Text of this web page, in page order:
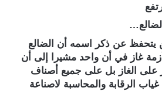
يتحفظ عن ذكر اسمه أن الضالع
غاز في أن واحد مشيرا إلى أن
على الغاز بل على جميع أصناف
الرقابة والمحاسبة لاصناعة